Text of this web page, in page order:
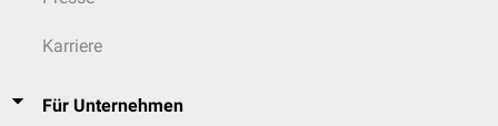
Karriere
Für Unternehmen